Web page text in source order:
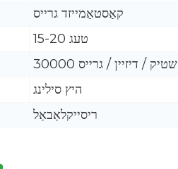
קאַסטאַמייזד גרייס
15-20 טעג
30000 שטיק / דיזיין / גרייס
היץ סילינג
ריסייקלאַבאַל